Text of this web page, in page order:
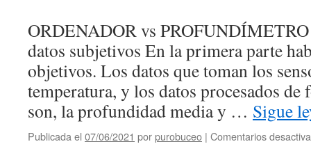
ORDENADOR vs
datos subjetivos En la primera parte
objetivos. Los datos que toman los
temperatura, y los datos procesados
son, la profundidad media y … Sigue
Publicada el 07/06/2021 porpurobuceo | Comentarios